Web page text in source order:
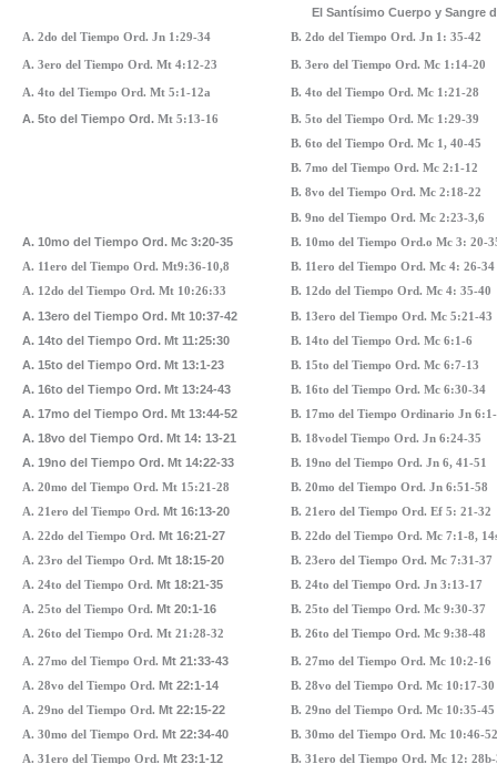
El Santísimo Cuerpo y Sangre
A. 2do del Tiempo Ord. Jn 1:29-34
B. 2do del Tiempo Ord. Jn 1: 35-42
A. 3ero del Tiempo Ord. Mt 4:12-23 B. 3ero del Tiempo Ord. Mc 1:14-20
A. 4to del Tiempo Ord. Mt 5:1-12a
B. 4to del Tiempo Ord. Mc 1:21-28
A. 5to del Tiempo Ord. Mt 5:13-16 B. 5to del Tiempo Ord. Mc 1:29-39
B. 6to del Tiempo Ord. Mc 1, 40-45
B. 7mo del Tiempo Ord. Mc 2:1-12
B. 8vo del Tiempo Ord. Mc 2:18-22
B. 9no del Tiempo Ord. Mc 2:23-3,6
A. 10mo del Tiempo Ord. Mc 3:20-35
B. 10mo del Tiempo Ord.o Mc 3: 20-
A. 11ero del Tiempo Ord. Mt9:36-10,8
B. 11ero del Tiempo Ord. Mc 4: 26-34
A. 12do del Tiempo Ord. Mt 10:26:33
B. 12do del Tiempo Ord. Mc 4: 35-40
A. 13ero del Tiempo Ord.Mt 10:37-42
B. 13ero del Tiempo Ord. Mc 5:21-43
A. 14to del Tiempo Ord.Mt 11:25:30
B. 14to del Tiempo Ord. Mc 6:1-6
A. 15to del Tiempo Ord.Mt 13:1-23
B. 15to del Tiempo Ord. Mc 6:7-13
A. 16to del Tiempo Ord.Mt 13:24-43
B. 16to del Tiempo Ord. Mc 6:30-34
A. 17mo del Tiempo Ord.Mt 13:44-52
B. 17mo del Tiempo Ordinario Jn
A. 18vo del Tiempo Ord.Mt 14: 13-21
B. 18vodel Tiempo Ord. Jn 6:24-35
A. 19no del Tiempo Ord. Mt 14:22-33
B. 19no del Tiempo Ord. Jn 6, 41-51
A. 20mo del Tiempo Ord. Mt 15:21-28
B. 20mo del Tiempo Ord. Jn 6:51-58
A. 21ero del Tiempo Ord. Mt 16:13-20
B. 21ero del Tiempo Ord. Ef 5: 21-32
A. 22do del Tiempo Ord. Mt 16:21-27 B. 22do del Tiempo Ord. Mc 7:1-8,
A. 23ro del Tiempo Ord. Mt 18:15-20 B. 23ero del Tiempo Ord. Mc 7:31-37
A. 24to del Tiempo Ord. Mt 18:21-35
B. 24to del Tiempo Ord. Jn 3:13-17
A. 25to del Tiempo Ord. Mt 20:1-16
B. 25to del Tiempo Ord. Mc 9:30-37
A. 26to del Tiempo Ord. Mt 21:28-32 B. 26to del Tiempo Ord. Mc 9:38-48
A. 27mo del Tiempo Ord. Mt 21:33-43
B. 27mo del Tiempo Ord. Mc 10:2-16
A. 28vo del Tiempo Ord. Mt 22:1-14
B. 28vo del Tiempo Ord. Mc 10:17-30
A. 29no del Tiempo Ord. Mt 22:15-22
B. 29no del Tiempo Ord. Mc 10:35-45
A. 30mo del Tiempo Ord. Mt 22:34-40
B. 30mo del Tiempo Ord. Mc 10:46-
A. 31ero del Tiempo Ord. Mt 23:1-12 B. 31ero del Tiempo Ord. Mc 12: 28b-